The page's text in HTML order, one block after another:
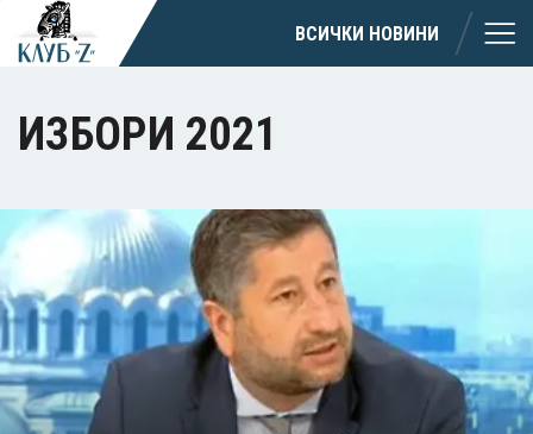
ВСИЧКИ НОВИНИ
ИЗБОРИ 2021